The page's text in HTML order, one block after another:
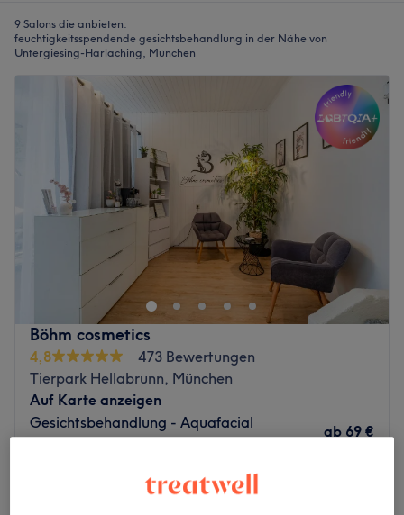
9 Salons die anbieten:
feuchtigkeitsspendende gesichtsbehandlung in der Nähe von
Untergiesing-Harlaching, München
Böhm cosmetics
4,8
473 Bewertungen
Tierpark Hellabrunn, München
Auf Karte anzeigen
Gesichtsbehandlung - Aquafacial
1 Std.
ab 69 €